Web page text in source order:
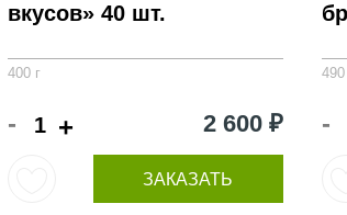
вкусов» 40 шт.
400 г
- + 2 600 ₽
ЗАКАЗАТЬ
490
-